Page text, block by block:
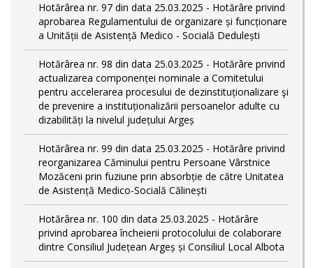
Hotărârea nr. 97 din data 25.03.2025 - Hotărâre privind
aprobarea Regulamentului de organizare și funcționare
a Unității de Asistență Medico - Socială Dedulești
Hotărârea nr. 98 din data 25.03.2025 - Hotărâre privind
actualizarea componenței nominale a Comitetului
pentru accelerarea procesului de dezinstituționalizare şi
de prevenire a instituționalizării persoanelor adulte cu
dizabilități la nivelul județului Argeș
Hotărârea nr. 99 din data 25.03.2025 - Hotărâre privind
reorganizarea Căminului pentru Persoane Vârstnice
Mozăceni prin fuziune prin absorbție de către Unitatea
de Asistență Medico-Socială Călinești
Hotărârea nr. 100 din data 25.03.2025 - Hotărâre
privind aprobarea încheierii protocolului de colaborare
dintre Consiliul Județean Argeș și Consiliul Local Albota